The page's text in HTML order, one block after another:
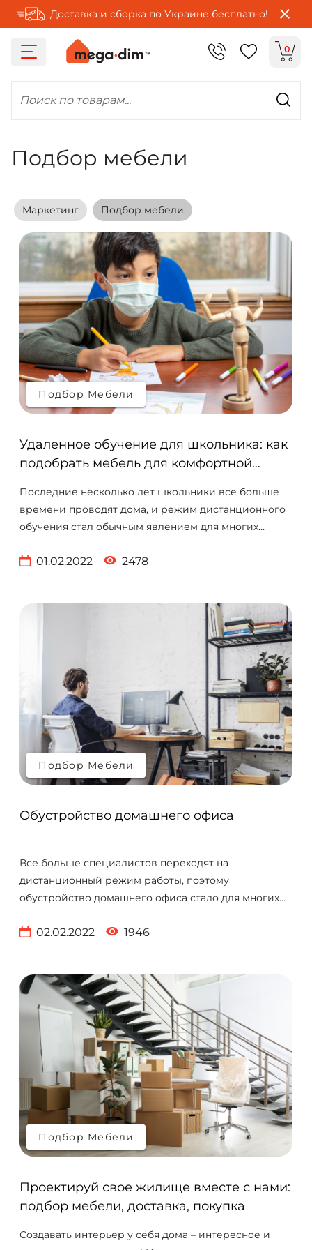
Доставка и сборка по Украине бесплатно!
0
Поиск по товарам...
Подбор мебели
Маркетинг Подбор мебели
Подбор Мебели
Подбор Мебели
Удаленное обучение для школьника: как
подобрать мебель для комфортной
Последние несколько лет школьники все больше
времени проводят дома, и режим дистанционного
обучения стал обычным явлением для многих
неэффективность, но в большинстве случаев
получать новые знания, нужно позаботиться о
создании комфортного рабочего места.
01.02.2022 2478
Подбор Мебели
Подбор Мебели
Обустройство домашнего офиса
Все больше специалистов переходят на
дистанционный режим работы, поэтому
обустройство домашнего офиса стало для многих
дома, важно создать современное и удобное
02.02.2022 1946
Подбор Мебели
Подбор Мебели
Проектируй свое жилище вместе с нами:
подбор мебели, доставка, покупка
Создавать интерьер у себя дома – интересное и